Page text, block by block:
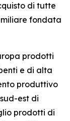
di tutte
fondata
prodotti
e di alta
produttivo
est di
prodotti di